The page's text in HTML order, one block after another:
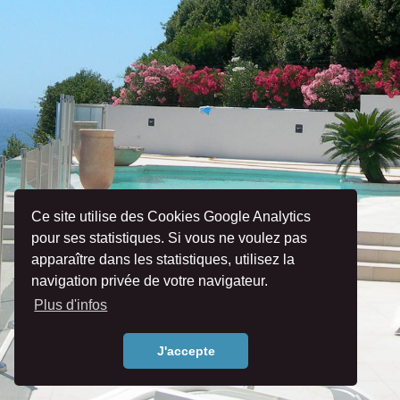
Ce site utilise des Cookies Google Analytics
pour ses statistiques. Si vous ne voulez pas
apparaître dans les statistiques, utilisez la
navigation privée de votre navigateur.
Plus d'infos
J'accepte